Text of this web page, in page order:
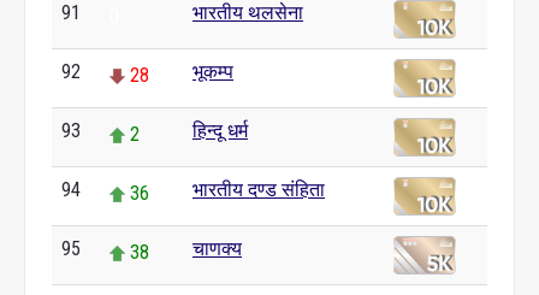
91 भारतीय थलसेना
92 28 भूकम्प
93 2 हिन्दू धर्म
94 36 भारतीय दण्ड संहिता
95 38 चाणक्य